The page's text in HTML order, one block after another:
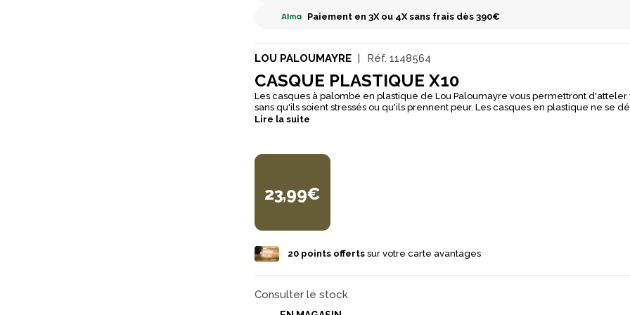
Paiement en 3X ou 4X sans frais dès 390€
LOU PALOUMAYRE Réf. 1148564
CASQUE PLASTIQUE X10
Les casques à palombe en plastique de Lou Paloumayre vous permettront d'atteler
sans qu'ils soient stressés ou qu'ils prennent peur. Les casques en plastique ne se déforment pas
et ne brillent pas pour ne pas effrayer les oiseaux sauvages. Les casques sont
Lire la suite
23,99€
20 points offerts sur votre carte avantages
Consulter le stock